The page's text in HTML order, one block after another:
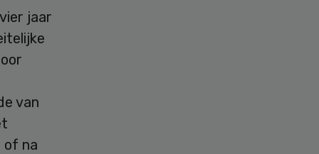
jaar
van
of na